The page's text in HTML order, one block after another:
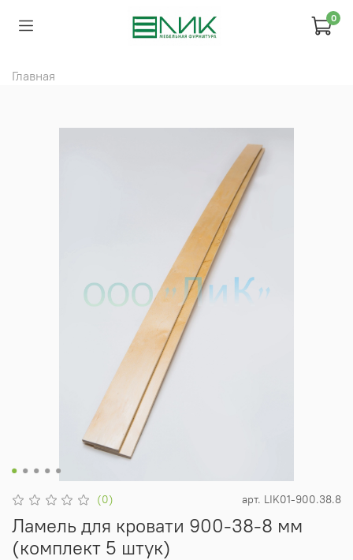
0
Главная
(0) арт. LIK01-900.38.8
Ламель для кровати 900-38-8 мм
(комплект 5 штук)